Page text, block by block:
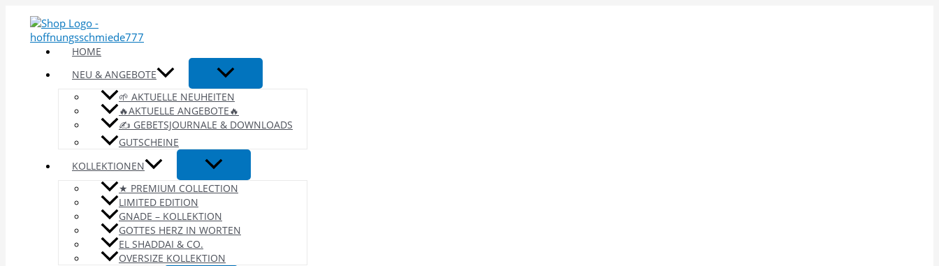
Inhalt
springen
HOME
NEU & ANGEBOTE
🌱 AKTUELLE NEUHEITEN
🔥AKTUELLE ANGEBOTE🔥
✍️ GEBETSJOURNALE & DOWNLOADS
GUTSCHEINE
KOLLEKTIONEN
★ PREMIUM COLLECTION
LIMITED EDITION
GNADE – KOLLEKTION
GOTTES HERZ IN WORTEN
EL SHADDAI & CO.
OVERSIZE KOLLEKTION